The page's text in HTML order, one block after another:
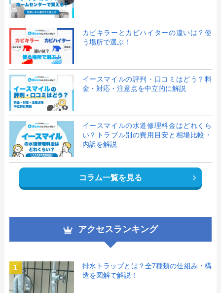
カビキラーとカビハイターの違いは？使
う場所で選ぶ！
イースマイルの評判・口コミはどう？料
金・対応・注意点を中立的に解説
イースマイルの水道修理料金はどれくら
い？トラブル別の費用目安と相場比較・
内訳を解説
コラム一覧を見る
アクセスランキング
1
排水トラップとは？全7種類の仕組み・構
造を図解で解説！